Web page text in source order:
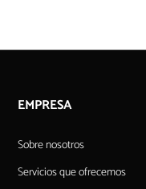
EMPRESA
Sobre nosotros
Servicios que ofrecemos